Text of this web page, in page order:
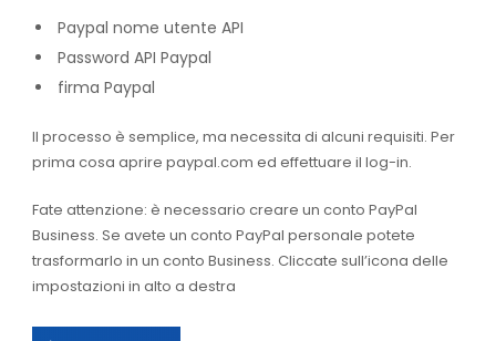
Paypal nome utente API
Password API Paypal
firma Paypal
Il processo è semplice, ma necessita di alcuni requisiti. Per
prima cosa aprire paypal.com ed effettuare il log-in.
Fate attenzione: è necessario creare un conto PayPal
Business. Se avete un conto PayPal personale potete
trasformarlo in un conto Business. Cliccate sull’icona delle
impostazioni in alto a destra